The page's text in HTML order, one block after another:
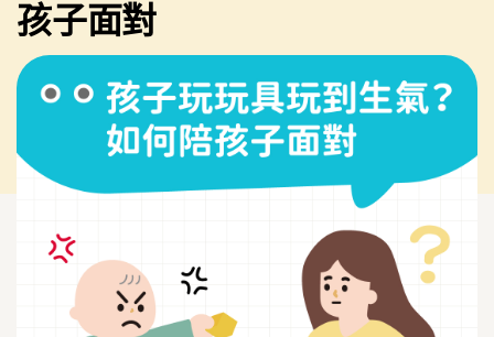
孩子面對